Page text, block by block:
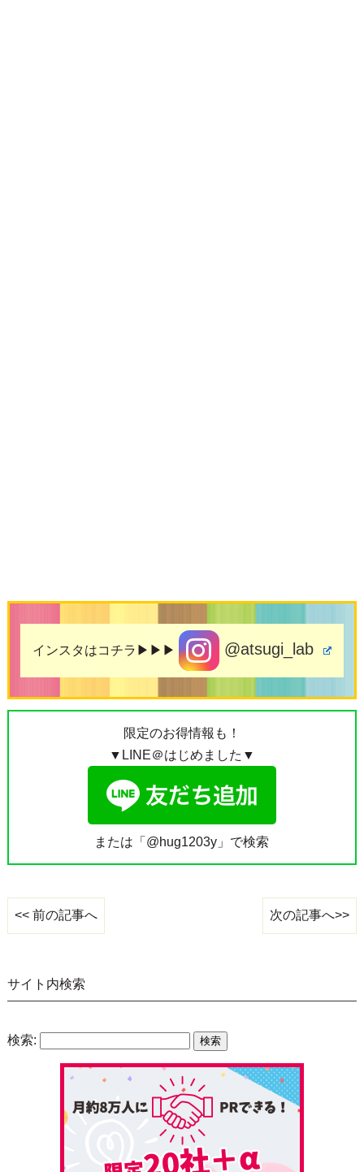
インスタはコチラ▶▶▶ @atsugi_lab
限定のお得情報も！
▼LINE＠はじめました▼
または「@hug1203y」で検索
<< 前の記事へ 次の記事へ>>
サイト内検索
検索: